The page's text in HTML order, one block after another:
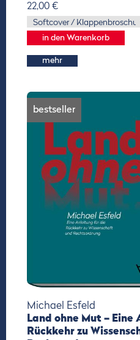
22,00 €
mehr
bestseller
Michael Esfeld
Land ohne Mut –
Rückkehr zu